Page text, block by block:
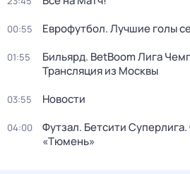
00:55 Еврофутбол. Лучшие голы
01:55
Бильярд. BetBoom Лига
Трансляция из Москвы
03:55 Новости
04:00
Футзал. Бетсити
«Тюмень»